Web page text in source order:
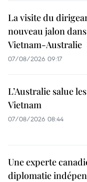
La visite du
nouveau jalon
Vietnam-Australie
07/08/2026 09:17
L’Australie salue
Vietnam
07/08/2026 08:44
Une experte
diplomatie